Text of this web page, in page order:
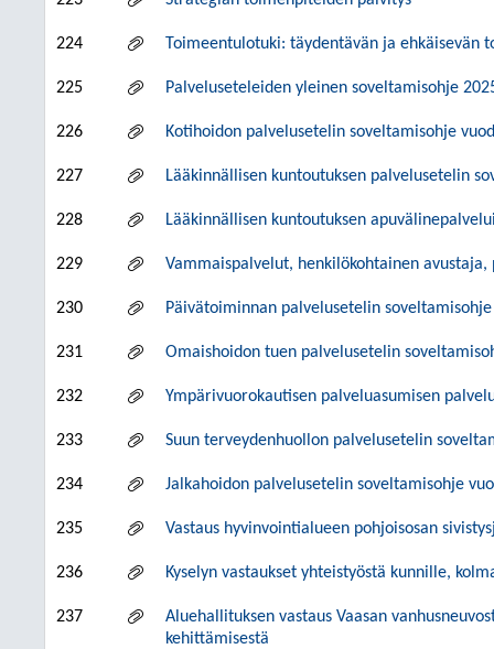
224 Toimeentulotuki: täydentävän ja ehkäisevän
225 Palveluseteleiden yleinen soveltamisohje
226 Kotihoidon palvelusetelin soveltamisohje
227 Lääkinnällisen kuntoutuksen palvelusetelin
228 Lääkinnällisen kuntoutuksen
229 Vammaispalvelut, henkilökohtainen
230 Päivätoiminnan palvelusetelin
231 Omaishoidon tuen palvelusetelin
232 Ympärivuorokautisen palveluasumisen
233 Suun terveydenhuollon palvelusetelin
234 Jalkahoidon palvelusetelin soveltamisohje
235 Vastaus hyvinvointialueen pohjoisosan
236 Kyselyn vastaukset yhteistyöstä kunnille,
237
Aluehallituksen vastaus Vaasan
kehittämisestä